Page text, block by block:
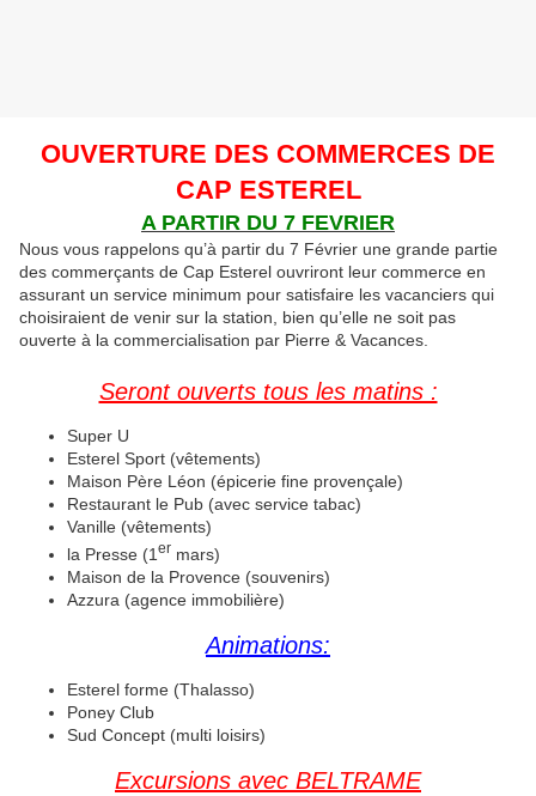
OUVERTURE DES COMMERCES DE
CAP ESTEREL
A PARTIR DU 7 FEVRIER
Nous vous rappelons qu’à partir du 7 Février une grande partie
des commerçants de Cap Esterel ouvriront leur commerce en
assurant un service minimum pour satisfaire les vacanciers qui
choisiraient de venir sur la station, bien qu’elle ne soit pas
ouverte à la commercialisation par Pierre & Vacances.
Seront ouverts tous les matins :
Super U
Esterel Sport (vêtements)
Maison Père Léon (épicerie fine provençale)
Restaurant le Pub (avec service tabac)
Vanille (vêtements)
la Presse (1 er mars)
Maison de la Provence (souvenirs)
Azzura (agence immobilière)
Animations:
Esterel forme (Thalasso)
Poney Club
Sud Concept (multi loisirs)
Excursions avec BELTRAME